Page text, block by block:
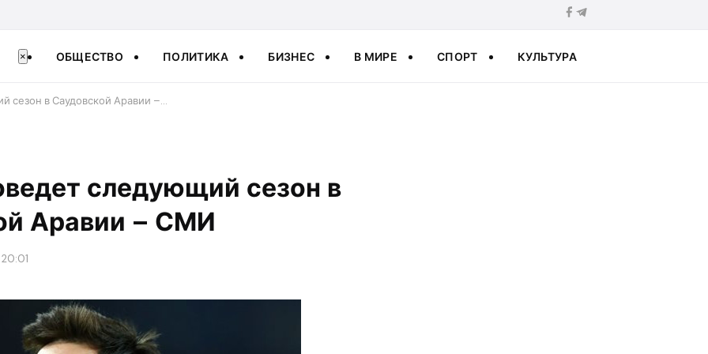
× ОБЩЕСТВО ПОЛИТИКА БИЗНЕС В МИРЕ СПОРТ КУЛЬТУРА
сезон в Саудовской Аравии –…
следующий сезон в
Аравии – СМИ